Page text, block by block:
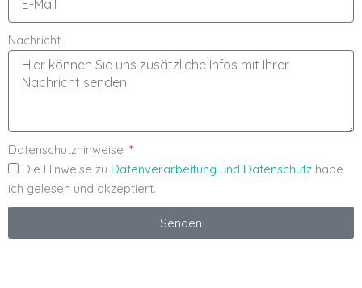
Nachricht
Datenschutzhinweise
Die Hinweise zu Datenverarbeitung und Datenschutz habe
ich gelesen und akzeptiert.
Senden